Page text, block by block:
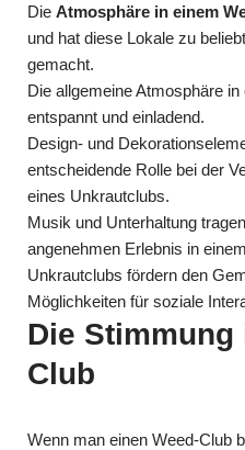
Die Atmosphäre in einem
und hat diese Lokale zu
gemacht.
Die allgemeine Atmosphäre
entspannt und einladend.
Design- und
entscheidende Rolle bei der
eines Unkrautclubs.
Musik und Unterhaltung
angenehmen Erlebnis in
Unkrautclubs fördern den
Möglichkeiten für soziale
Die Stimmung
Club
Wenn man einen Weed-Club